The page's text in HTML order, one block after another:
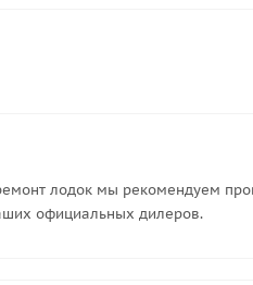
лодок мы рекомендуем
официальных дилеров.